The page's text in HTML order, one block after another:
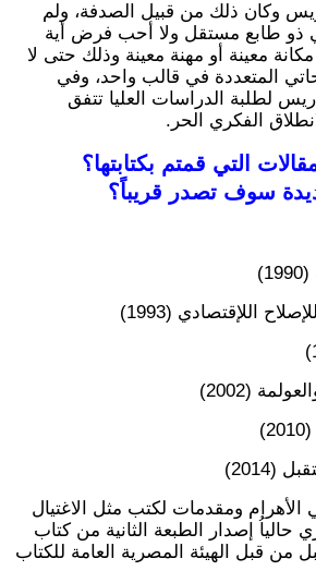
وكان ذلك من قبيل الصدفة، ولم
ذو طابع مستقل ولا أحب فرض أية
معينة أو مهنة معينة وذلك حتى لا
المتعددة في قالب واحد، وفي
لطلبة الدراسات العليا تتفق
الفكري الحر.
التي قمتم بكتابتها؟
سوف تصدر قريباً؟
الأهرام ومقدمات لكتب مثل الاغتيال
حالياُ إصدار الطبعة الثانية من كتاب
من قبل الهيئة المصرية العامة للكتاب